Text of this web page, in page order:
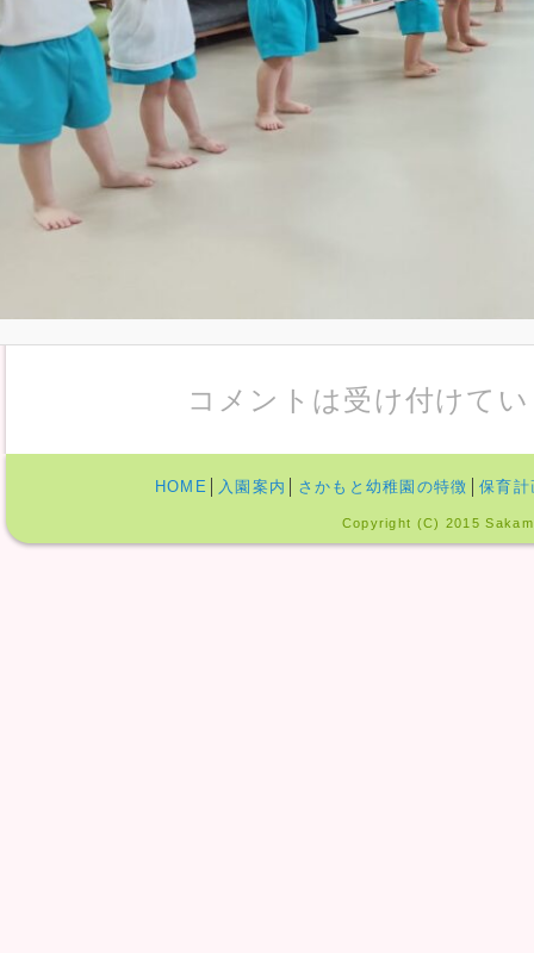
コメントは受け付けて
HOME 入園案内 さかもと幼稚園の特徴 保育計
Copyright (C) 2015